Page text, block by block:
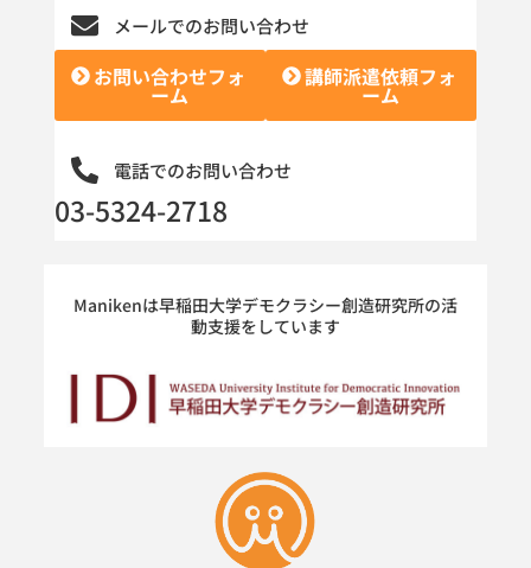
メールでのお問い合わせ
お問い合わせフォ
ーム
講師派遣依頼フォ
ーム
電話でのお問い合わせ
03-5324-2718
Manikenは早稲田大学デモクラシー創造研究所の活
動支援をしています